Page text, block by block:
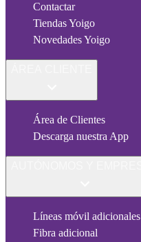
Contactar
Tiendas Yoigo
Novedades Yoigo
Área de Clientes
Descarga nuestra App
Líneas móvil adicionales
Fibra adicional